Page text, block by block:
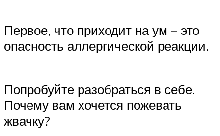
Первое, что приходит на ум – это
опасность аллергической реакции.
Попробуйте разобраться в себе.
Почему вам хочется пожевать
жвачку?